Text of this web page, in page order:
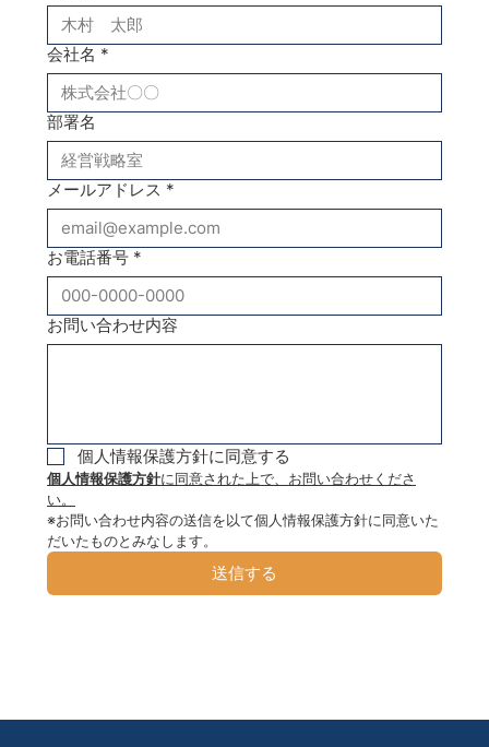
会社名 *
部署名
メールアドレス *
お電話番号 *
お問い合わせ内容
個人情報保護方針に同意する
個人情報保護方針に同意された上で、お問い合わせくださ
い。
※お問い合わせ内容の送信を以て個人情報保護方針に同意いた
だいたものとみなします。
送信する